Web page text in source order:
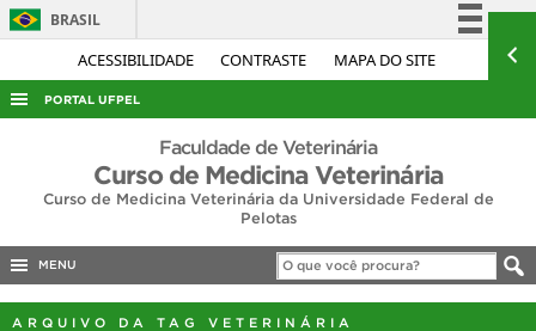
ACESSIBILIDADE CONTRASTE MAPA DO SITE
BRASIL
Simplifique!
Acesso à informação
Legislação
PORTAL UFPEL
ACESSO À INFORMAÇÃO
AUDITORIA
CONCURSOS
EDITAIS
Faculdade de Veterinária
Curso de Medicina Veterinária
Curso de Medicina Veterinária da Universidade Federal de
Pelotas
MENU
ARQUIVO DA TAG VETERINÁRIA